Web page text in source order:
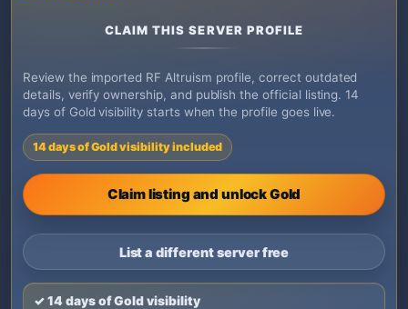
CLAIM THIS SERVER PROFILE
Review the imported RF Altruism profile, correct outdated
details, verify ownership, and publish the official listing. 14
days of Gold visibility starts when the profile goes live.
14 days of Gold visibility included
Claim listing and unlock Gold
List a different server free
✓ 14 days of Gold visibility